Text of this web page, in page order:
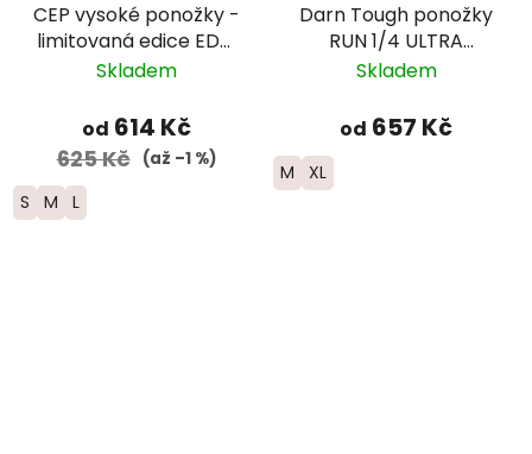
CEP vysoké ponožky -
limitovaná edice EDT.
FADE - dámské -
Skladem
od 614 Kč
625 Kč (až –1 %)
S M L
Darn Tough ponožky
RUN 1/4 ULTRA
Lightweight Merino -
Skladem
od 657 Kč
M XL